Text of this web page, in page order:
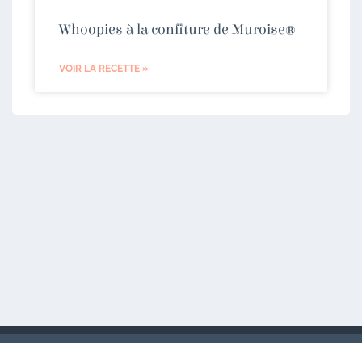
Whoopies à la confiture de Muroise®
VOIR LA RECETTE »